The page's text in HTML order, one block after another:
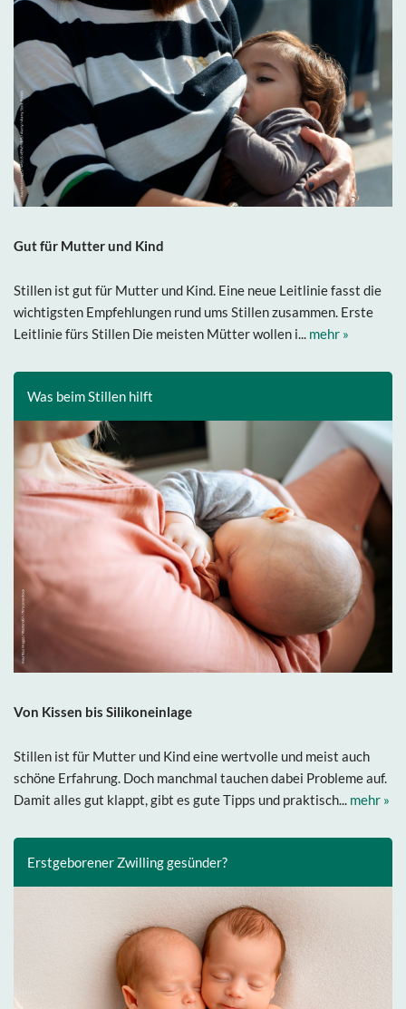
Gut für Mutter und Kind
Stillen ist gut für Mutter und Kind. Eine neue Leitlinie fasst die
wichtigsten Empfehlungen rund ums Stillen zusammen. Erste
Leitlinie fürs Stillen Die meisten Mütter wollen i... mehr »
Was beim Stillen hilft
Von Kissen bis Silikoneinlage
Stillen ist für Mutter und Kind eine wertvolle und meist auch
schöne Erfahrung. Doch manchmal tauchen dabei Probleme auf.
Damit alles gut klappt, gibt es gute Tipps und praktisch... mehr »
Erstgeborener Zwilling gesünder?